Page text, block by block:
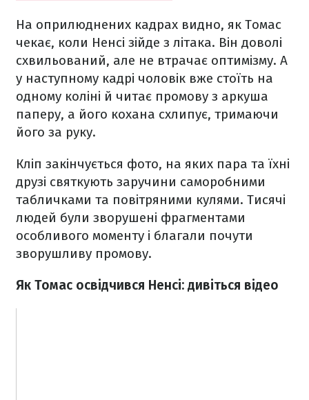
На оприлюднених кадрах видно, як Томас
чекає, коли Ненсі зійде з літака. Він доволі
схвильований, але не втрачає оптимізму. А
у наступному кадрі чоловік вже стоїть на
одному коліні й читає промову з аркуша
паперу, а його кохана схлипує, тримаючи
його за руку.
Кліп закінчується фото, на яких пара та їхні
друзі святкують заручини саморобними
табличками та повітряними кулями. Тисячі
людей були зворушені фрагментами
особливого моменту і благали почути
зворушливу промову.
Як Томас освідчився Ненсі: дивіться відео